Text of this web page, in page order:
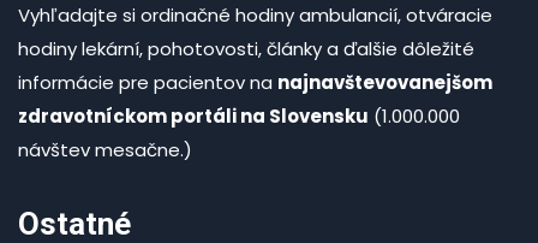
Vyhľadajte si ordinačné hodiny ambulancií, otváracie
hodiny lekární, pohotovosti, články a ďalšie dôležité
informácie pre pacientov na najnavštevovanejšom
zdravotníckom portáli na Slovensku (1.000.000
návštev mesačne.)
Ostatné